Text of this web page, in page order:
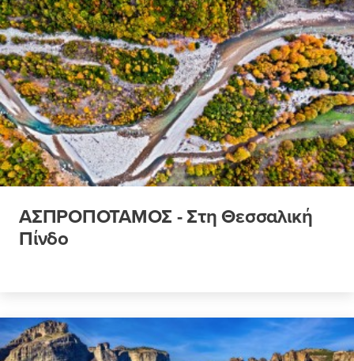
ΑΣΠΡΟΠΟΤΑΜΟΣ - Στη Θεσσαλική
Πίνδο